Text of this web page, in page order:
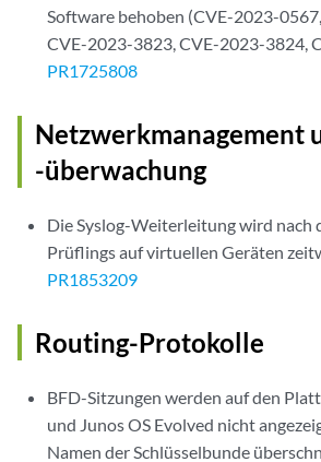
Software behoben (CVE-2023-
CVE-2023-3823, CVE-2023-3824,
PR1725808
Netzwerkmanagement
-überwachung
Die Syslog-Weiterleitung wird nach
Prüflings auf virtuellen Geräten
PR1853209
Routing-Protokolle
BFD-Sitzungen werden auf den
und Junos OS Evolved nicht
Namen der Schlüsselbunde